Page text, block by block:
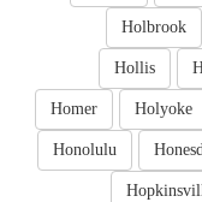
Holbrook
Hollis
Holyoke
Homer
Honolulu